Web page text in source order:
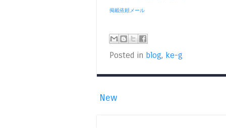
掲載依頼メール
Posted in blog, ke-g
New